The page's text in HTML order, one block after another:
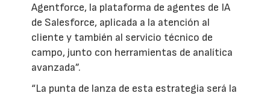
Agentforce, la plataforma de agentes de IA
de Salesforce, aplicada a la atención al
cliente y también al servicio técnico de
campo, junto con herramientas de analítica
avanzada”.
“La punta de lanza de esta estrategia será la